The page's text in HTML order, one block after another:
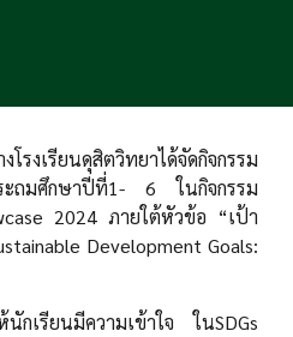
รงเรียนดุสิตวิทยาได้จัดกิจกรรม
ะถมศึกษาปีที่1- 6 ในกิจกรรม
2024 ภายใต้หัวข้อ “เป้า
Development Goals:
นักเรียนมีความเข้าใจ ในSDGs